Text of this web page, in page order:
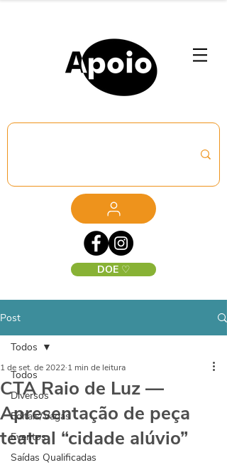
DOE ♡
Post
Todos
Diversos
Editais/Vagas
Eventos
Saídas Qualificadas
Todos
CTA Raio de Luz —
Apresentação de peça
teatral “cidade alúvio”
1 de set. de 2022 1 min de leitura